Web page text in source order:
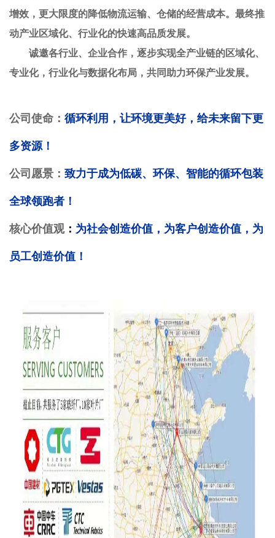
增效，更大限度的降低物流运输、仓储的经营成本。最终推
动产业区域化、行业化的快速高品质发展。
诚邀各行业、企业合作，逐步实现全产业链的区域化、
专业化，行业化与数据化布局，共同助力环保产业发展。
公司 使命： 循环利用，让环境更美好，给未来留下更
多资源！
公司 愿景： 致力于成为低碳、环保、智能的循环包装
全球领跑者！
核心价值观： 为社会创造价值，为客户创造价值，为
员工创造价值！